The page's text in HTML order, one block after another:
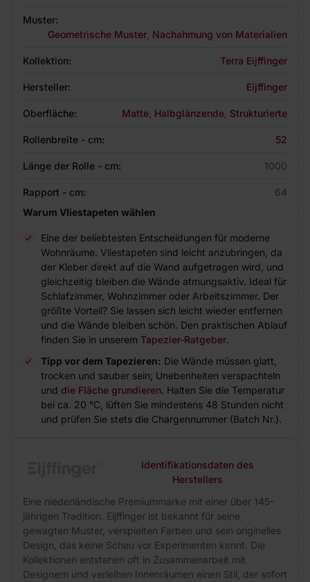
Muster:
Geometrische Muster Nachahmung von Materialien
Kollektion: Terra Eijffinger
Hersteller: Eijffinger
Oberfläche: Matte Halbglänzende Strukturierte
Rollenbreite - cm: 52
Länge der Rolle - cm: 1000
Rapport - cm:
64
Warum Vliestapeten wählen
Eine der beliebtesten Entscheidungen für moderne
Wohnräume. Vliestapeten sind leicht anzubringen, da
der Kleber direkt auf die Wand aufgetragen wird, und
gleichzeitig bleiben die Wände atmungsaktiv. Ideal für
Schlafzimmer, Wohnzimmer oder Arbeitszimmer. Der
größte Vorteil? Sie lassen sich leicht wieder entfernen
und die Wände bleiben schön. Den praktischen Ablauf
finden Sie in unserem Tapezier-Ratgeber.
Tipp vor dem Tapezieren: Die Wände müssen glatt,
trocken und sauber sein; Unebenheiten verspachteln
und die Fläche grundieren. Halten Sie die Temperatur
bei ca. 20 °C, lüften Sie mindestens 48 Stunden nicht
und prüfen Sie stets die Chargennummer (Batch Nr.).
Identifikationsdaten des
Herstellers
Eine niederländische Premiummarke mit einer über 145-
jährigen Tradition. Eijffinger ist bekannt für seine
gewagten Muster, verspielten Farben und sein originelles
Design, das keine Scheu vor Experimenten kennt. Die
Kollektionen entstehen oft in Zusammenarbeit mit
Designern und verleihen Innenräumen einen Stil, der sofort